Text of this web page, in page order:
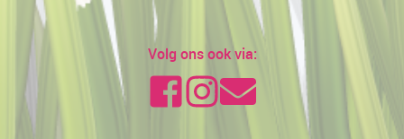
Volg ons ook via: